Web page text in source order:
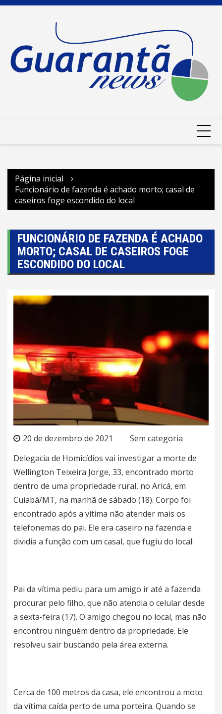
Ir
Página inicial
Funcionário de fazenda é achado morto; casal de
caseiros foge escondido do local
FUNCIONÁRIO DE FAZENDA É ACHADO
MORTO; CASAL DE CASEIROS FOGE
ESCONDIDO DO LOCAL
20 de dezembro de 2021
Sem categoria
Delegacia de Homicídios vai investigar a morte de
Wellington Teixeira Jorge, 33, encontrado morto
dentro de uma propriedade rural, no Aricá, em
Cuiabá/MT, na manhã de sábado (18). Corpo foi
encontrado após a vítima não atender mais os
telefonemas do pai. Ele era caseiro na fazenda e
dividia a função com um casal, que fugiu do local.
Pai da vítima pediu para um amigo ir até a fazenda
procurar pelo filho, que não atendia o celular desde
a sexta-feira (17). O amigo chegou no local, mas não
encontrou ninguém dentro da propriedade. Ele
resolveu sair buscando pela área externa.
Cerca de 100 metros da casa, ele encontrou a moto
da vítima caída perto de uma porteira. Quando se